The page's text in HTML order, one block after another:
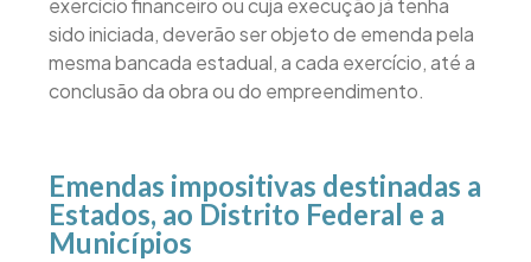
exercício financeiro ou cuja execução já tenha
sido iniciada, deverão ser objeto de emenda pela
mesma bancada estadual, a cada exercício, até a
conclusão da obra ou do empreendimento.
Emendas impositivas destinadas a
Estados, ao Distrito Federal e a
Municípios